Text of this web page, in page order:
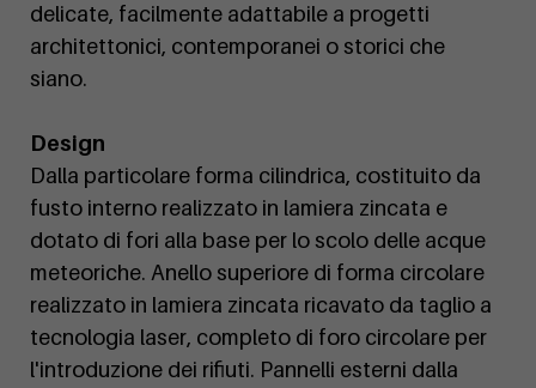
delicate, facilmente adattabile a progetti
architettonici, contemporanei o storici che
siano.
Design
Dalla particolare forma cilindrica, costituito da
fusto interno realizzato in lamiera zincata e
dotato di fori alla base per lo scolo delle acque
meteoriche. Anello superiore di forma circolare
realizzato in lamiera zincata ricavato da taglio a
tecnologia laser, completo di foro circolare per
l'introduzione dei rifiuti. Pannelli esterni dalla